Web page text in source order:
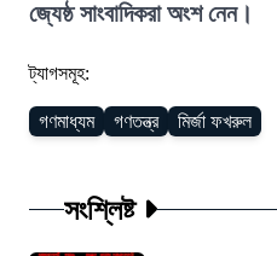
জ্যেষ্ঠ সাংবাদিকরা অংশ নেন।
ট্যাগসমূহ:
গণমাধ্যম গণতন্ত্র মির্জা ফখরুল
সংশ্লিষ্ট